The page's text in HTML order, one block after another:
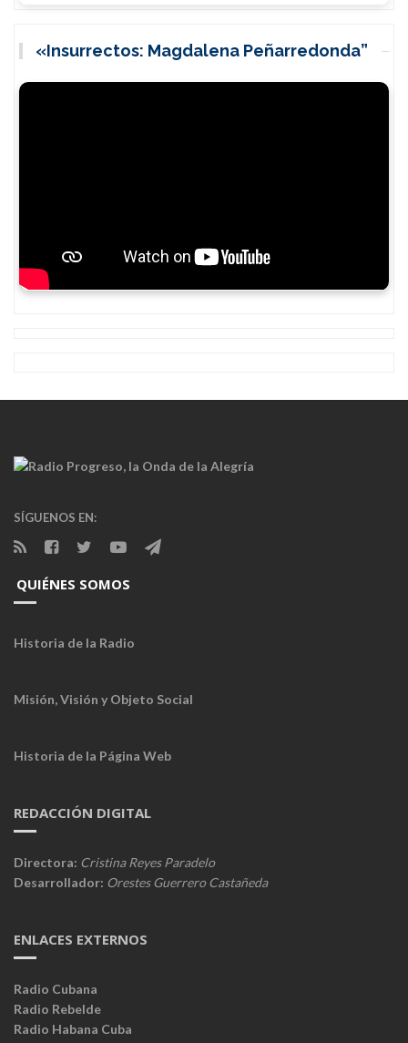
«Insurrectos: Magdalena Peñarredonda”
SÍGUENOS EN:
QUIÉNES SOMOS
Historia de la Radio
Misión, Visión y Objeto Social
Historia de la Página Web
REDACCIÓN DIGITAL
Directora: Cristina Reyes Paradelo
Desarrollador: Orestes Guerrero Castañeda
ENLACES EXTERNOS
Radio Cubana
Radio Rebelde
Radio Habana Cuba